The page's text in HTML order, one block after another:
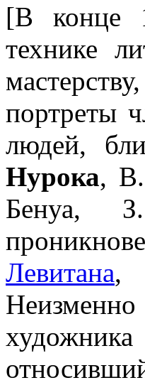
[В конце
технике
портреты
людей,
Нурока,
Бенуа,
Левитана,